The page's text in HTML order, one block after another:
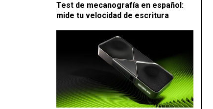
Test de mecanografía en español:
mide tu velocidad de escritura